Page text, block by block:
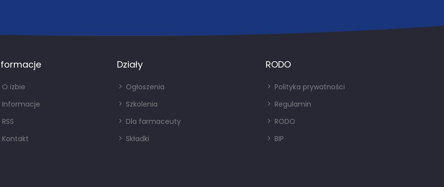
O izbie
Informacje
RSS
Kontakt
Działy
Ogłoszenia
Szkolenia
Dla farmaceuty
Składki
RODO
Polityka prywatności
Regulamin
RODO
BIP